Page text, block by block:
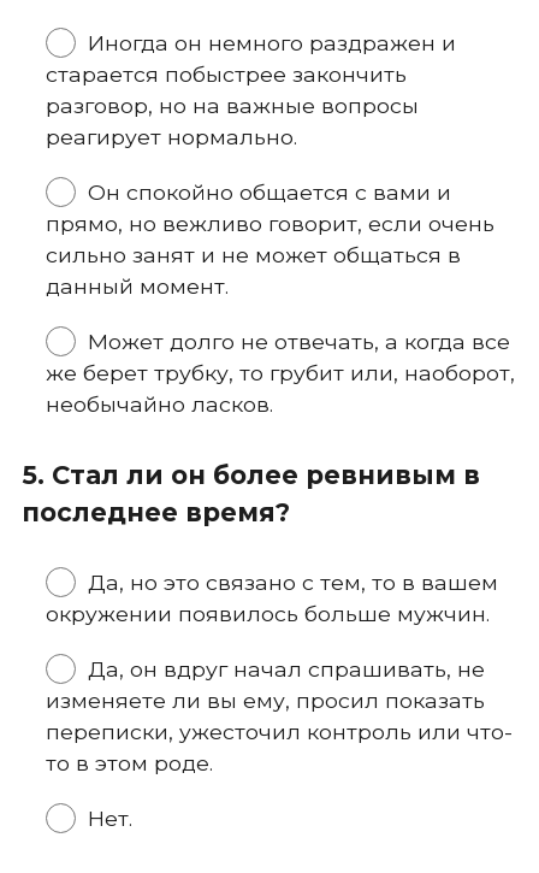
Иногда он немного раздражен и
старается побыстрее закончить
разговор, но на важные вопросы
реагирует нормально.
Он спокойно общается с вами и
прямо, но вежливо говорит, если очень
сильно занят и не может общаться в
данный момент.
Может долго не отвечать, а когда все
же берет трубку, то грубит или, наоборот,
необычайно ласков.
5. Стал ли он более ревнивым в
последнее время?
Да, но это связано с тем, то в вашем
окружении появилось больше мужчин.
Да, он вдруг начал спрашивать, не
изменяете ли вы ему, просил показать
переписки, ужесточил контроль или что-
то в этом роде.
Нет.